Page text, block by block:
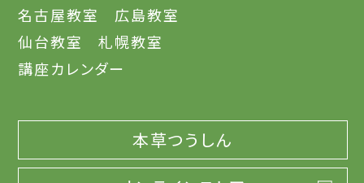
名古屋教室
広島教室
仙台教室
札幌教室
講座カレンダー
本草つうしん